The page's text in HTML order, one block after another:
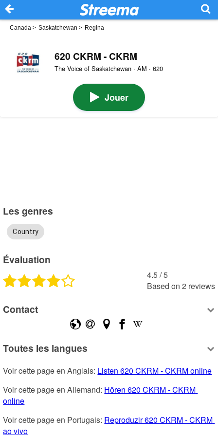
Canada > Saskatchewan > Regina
620 CKRM - CKRM
The Voice of Saskatchewan · AM · 620
Jouer
Les genres
Country
Évaluation
4.5 /5
Based on 2 reviews
Contact
Toutes les langues
Voir cette page en Anglais: Listen 620 CKRM - CKRM online
Voir cette page en Allemand: Hören 620 CKRM - CKRM
online
Voir cette page en Portugais: Reproduzir 620 CKRM - CKRM
ao vivo